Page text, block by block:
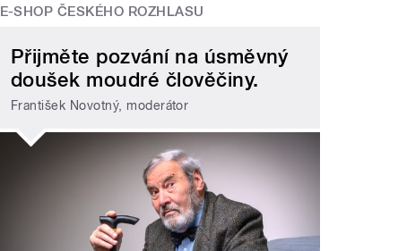
E-SHOP ČESKÉHO ROZHLASU
Přijměte pozvání na úsměvný
doušek moudré člověčiny.
František Novotný, moderátor